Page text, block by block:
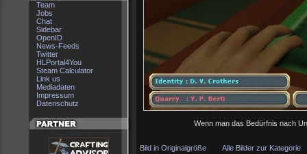
Team
Jobs
Chat
Sidebar
OpenID
News-Feeds
Twitter
HLPortal4You
Steam Calculator
Link us
Mediadaten
Impressum
Datenschutz
Wenn man das Bedürfnis nach
Bild in Originalgröße Alle Bilder zur Kategorie